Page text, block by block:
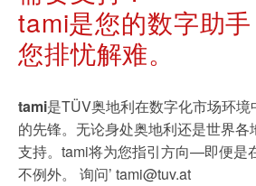
tami是您的数字助
您排忧解难。
tami是TÜV奥地利在数字化市场环
的先锋。无论身处奥地利还是世界
支持。tami将为您指引方向—即便是
不例外。 询问’ tami@tuv.at